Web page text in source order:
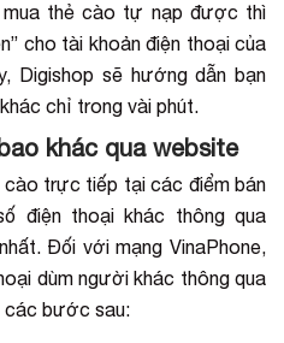
thẻ cào tự nạp được thì
cho tài khoản điện thoại của
Digishop sẽ hướng dẫn bạn
chỉ trong vài phút.
khác qua website
cào trực tiếp tại các điểm bán
điện thoại khác thông qua
Đối với mạng VinaPhone,
dùm người khác thông qua
các bước sau: